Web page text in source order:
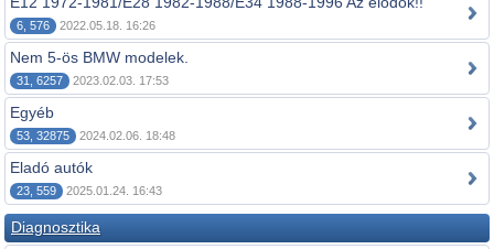
6, 576 2022.05.18. 16:26
Nem 5-ös BMW modelek.
31, 6257 2023.02.03. 17:53
Egyéb
53, 32875 2024.02.06. 18:48
Eladó autók
23, 559 2025.01.24. 16:43
Diagnosztika